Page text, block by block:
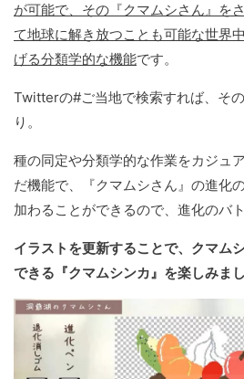
が可能で、その『クマムシさん』を
て地球に解き放つことも可能な世界
げる分類学的な機能です。
Twitterの#ご当地で検索すれば、そ
り。
種の同定や分類学的な作業をカジュ
だ機能で、『クマムシさん』の進化
加わることができるので、進化のバ
イラストを更新することで、クマム
できる『クマムシンカ』を楽しみま